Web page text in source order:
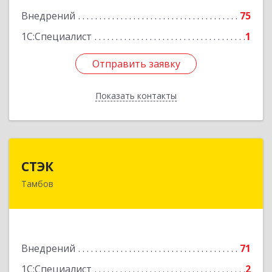
Внедрений
75
1С:Специалист
1
Отправить заявку
Показать контакты
Отправить заявку
Назад
СТЭК
Тамбов
Внедрений
71
1С:Специалист
2